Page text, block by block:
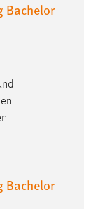
Bachelor
Bachelor